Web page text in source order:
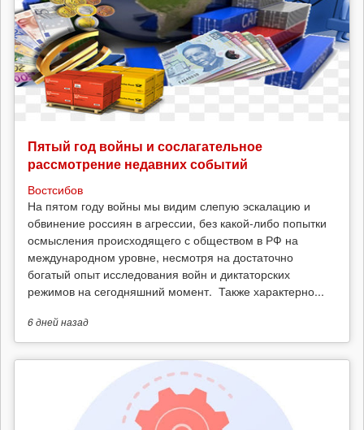
Пятый год войны и сослагательное
рассмотрение недавних событий
Востсибов
На пятом году войны мы видим слепую эскалацию и
обвинение россиян в агрессии, без какой-либо попытки
осмысления происходящего с обществом в РФ на
международном уровне, несмотря на достаточно
богатый опыт исследования войн и диктаторских
режимов на сегодняшний момент. Также характерно...
6 днейназад